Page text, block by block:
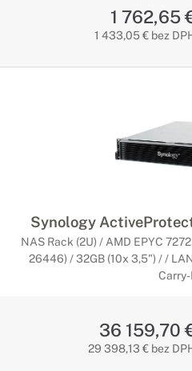
1 762,65
1 433,05 € bez
Synology
NAS Rack (2U) / AMD EPYC
26446) / 32GB (10x 3,5") / /
Carry-
36 159,70
29 398,13 € bez